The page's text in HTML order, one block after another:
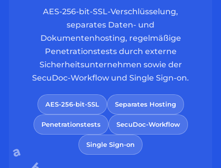
AES-256-bit-SSL-Verschlüsselung,
separates Daten- und
Dokumentenhosting, regelmäßige
Penetrationstests durch externe
Sicherheitsunternehmen sowie der
SecuDoc-Workflow und Single Sign-on.
AES-256-bit-SSL Separates Hosting
Penetrationstests SecuDoc-Workflow
Single Sign-on